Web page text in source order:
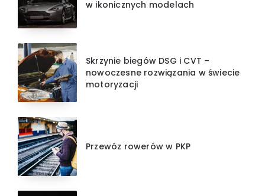
w ikonicznych modelach
Skrzynie biegów DSG i CVT –
nowoczesne rozwiązania w świecie
motoryzacji
Przewóz rowerów w PKP